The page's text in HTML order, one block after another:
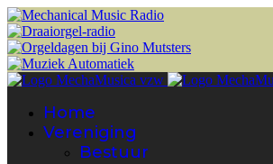
Home
Vereniging
Bestuur